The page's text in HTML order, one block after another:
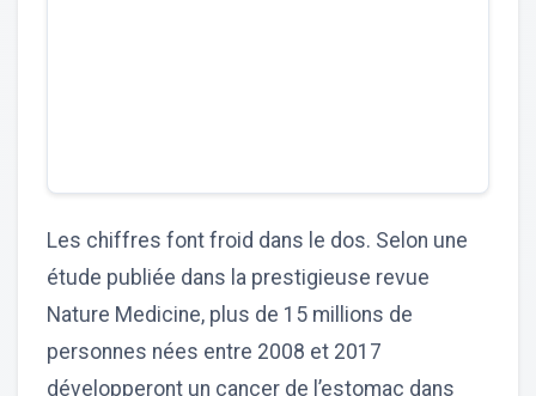
Les chiffres font froid dans le dos. Selon une
étude publiée dans la prestigieuse revue
Nature Medicine, plus de 15 millions de
personnes nées entre 2008 et 2017
développeront un cancer de l’estomac dans